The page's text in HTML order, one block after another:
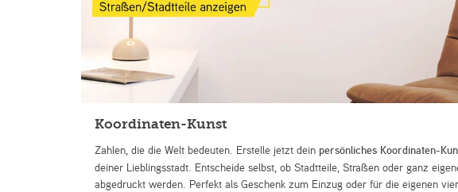
Koordinaten-Kunst
Zahlen, die die Welt bedeuten. Erstelle jetzt dein persönliches Koordinaten-
deiner Lieblingsstadt. Entscheide selbst, ob Stadtteile, Straßen oder ganz
abgedruckt werden. Perfekt als Geschenk zum Einzug oder für die eigenen vier